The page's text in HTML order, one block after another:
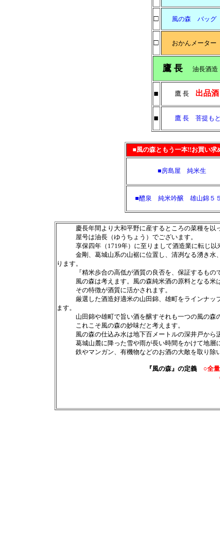
□ 風の森 バッ
□ おかんメータ
鷹 長 油長酒
■ 鷹 長 出品酒
■ 鷹 長 菩提も
■風の森ともう一本!!お買い求
■房島屋 純米生
■醴泉 純米吟醸 雄山錦５
慶長年間より大和平野に産するところの菜種を以っ
屋号は油長（ゆうちょう）でございます。
享保四年（1719年）に至りまして酒造業に転じ以
金剛、葛城山系の山裾に位置し、清冽なる湧き水、
ります。
『精米歩合の高低が酒質の良否を、保証するもの
風の森は考えます。風の森純米酒の原料となる米は
その特徴が酒質に活かされます。
厳選した酒造好適米の山田錦、雄町をラインナップ
ます。
山田錦や雄町で旨い酒を醸すそれも一つの風の森の
これこそ風の森の妙味だと考えます。
風の森の仕込み水は地下百メートルの深井戸から汲
葛城山麓に降った雪や雨が長い時間をかけて地層に
鉄やマンガン、有機物などのお酒の大敵を取り除
『風の森』の定義 ○全量
○全量一切火入れをせ